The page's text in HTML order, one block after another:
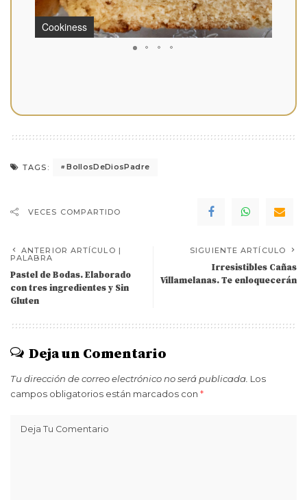
Cookiness
TAGS: BollosDeDiosPadre
VECES COMPARTIDO
ANTERIOR ARTÍCULO |
PALABRA
Pastel de Bodas. Elaborado
con tres ingredientes y Sin
Gluten
SIGUIENTE ARTÍCULO
Irresistibles Cañas
Villamelanas. Te enloquecerán
Deja un Comentario
Tu dirección de correo electrónico no será publicada. Los
campos obligatorios están marcados con *